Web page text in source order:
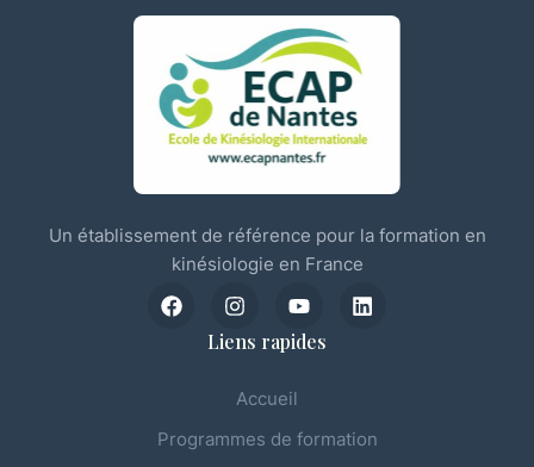
Un établissement de référence pour la formation en
kinésiologie en France
Liens rapides
Accueil
Programmes de formation